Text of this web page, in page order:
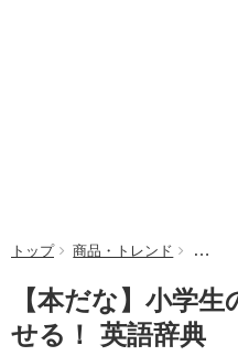
トップ 商品・トレンド 【本
【本だな】小学
せる！ 英語辞典